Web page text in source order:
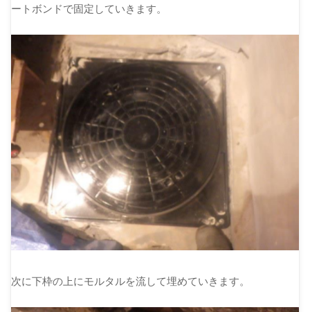
ートボンドで固定していきます。
次に下枠の上にモルタルを流して埋めていきます。